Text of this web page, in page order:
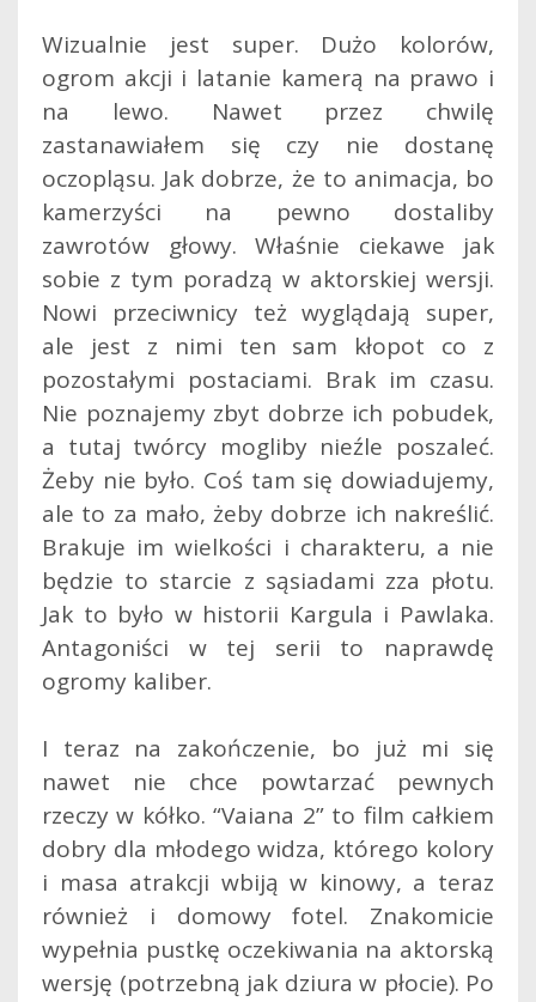
Wizualnie jest super. Dużo kolorów,
ogrom akcji i latanie kamerą na prawo i
na lewo. Nawet przez chwilę
zastanawiałem się czy nie dostanę
oczopląsu. Jak dobrze, że to animacja, bo
kamerzyści na pewno dostaliby
zawrotów głowy. Właśnie ciekawe jak
sobie z tym poradzą w aktorskiej wersji.
Nowi przeciwnicy też wyglądają super,
ale jest z nimi ten sam kłopot co z
pozostałymi postaciami. Brak im czasu.
Nie poznajemy zbyt dobrze ich pobudek,
a tutaj twórcy mogliby nieźle poszaleć.
Żeby nie było. Coś tam się dowiadujemy,
ale to za mało, żeby dobrze ich nakreślić.
Brakuje im wielkości i charakteru, a nie
będzie to starcie z sąsiadami zza płotu.
Jak to było w historii Kargula i Pawlaka.
Antagoniści w tej serii to naprawdę
ogromy kaliber.
I teraz na zakończenie, bo już mi się
nawet nie chce powtarzać pewnych
rzeczy w kółko. “Vaiana 2” to film całkiem
dobry dla młodego widza, którego kolory
i masa atrakcji wbiją w kinowy, a teraz
również i domowy fotel. Znakomicie
wypełnia pustkę oczekiwania na aktorską
wersję (potrzebną jak dziura w płocie). Po